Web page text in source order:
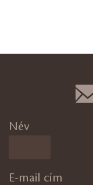
Név
E-mail cím